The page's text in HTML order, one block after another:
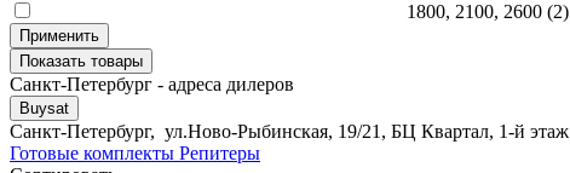
1800, 2100, 2600 (2)
Применить
Показать товары
Санкт-Петербург - адреса дилеров
Buysat
Санкт-Петербург, ул.Ново-Рыбинская, 19/21, БЦ Квартал, 1-й этаж
Готовые комплекты Репитеры